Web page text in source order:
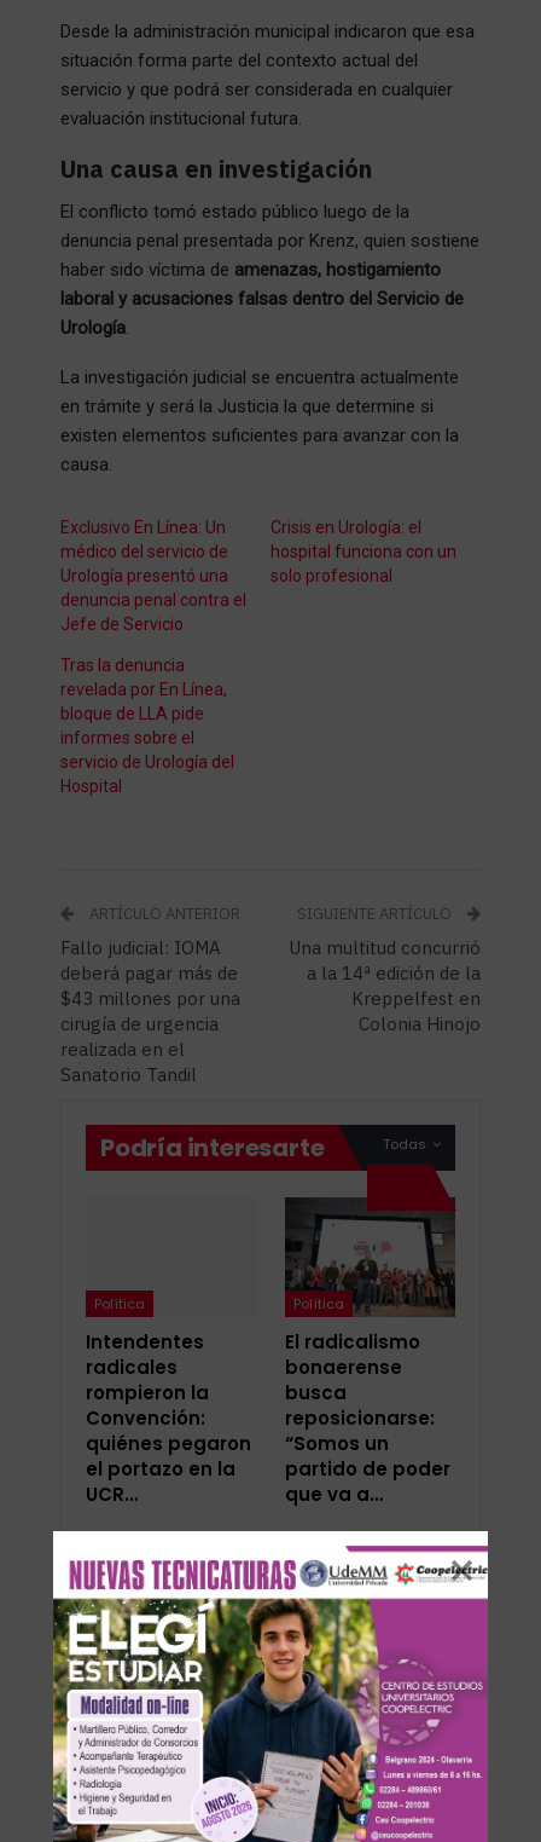
Desde la administración municipal indicaron que esa
situación forma parte del contexto actual del
servicio y que podrá ser considerada en cualquier
evaluación institucional futura.
Una causa en investigación
El conflicto tomó estado público luego de la
denuncia penal presentada por Krenz, quien sostiene
haber sido víctima de amenazas, hostigamiento
laboral y acusaciones falsas dentro del Servicio de
Urología.
La investigación judicial se encuentra actualmente
en trámite y será la Justicia la que determine si
existen elementos suficientes para avanzar con la
causa.
Exclusivo En Línea: Un
médico del servicio de
Urología presentó una
denuncia penal contra el
Jefe de Servicio
Crisis en Urología: el
hospital funciona con un
solo profesional
Tras la denuncia
revelada por En Línea,
bloque de LLA pide
informes sobre el
servicio de Urología del
Hospital
ARTÍCULO ANTERIOR
Fallo judicial: IOMA
deberá pagar más de
$43 millones por una
cirugía de urgencia
realizada en el
Sanatorio Tandil
SIGUIENTE ARTÍCULO
Una multitud concurrió
a la 14ª edición de la
Kreppelfest en
Colonia Hinojo
Todas
Podría interesarte
Política
Intendentes
radicales
rompieron la
Convención:
quiénes pegaron
el portazo en la
UCR…
Política
El radicalismo
bonaerense
busca
reposicionarse:
“Somos un
partido de poder
que va a…
Política
Senado: Primeros
movimientos
para eliminar el
limite que impide
la re-reelección
de…
Política
Centenario de
Loma Negra:
Mindlin apuesta
a la
recuperación de
la construcción y
pone…